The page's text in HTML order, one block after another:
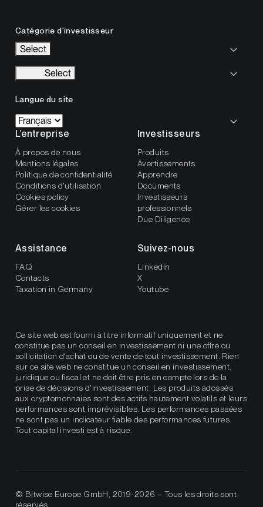
Catégorie d'investisseur
Select
Select
Langue du site
L’entreprise
À propos de nous
Mentions légales
Politique de confidentialité
Conditions d'utilisation
Cookies policy
Gérer les cookies
Investisseurs
Produits
Avertissements
Apprendre
Documents
Investisseurs
professionnels
Due Diligence
Assistance
FAQ
Contacts
Taxation in Germany
Suivez-nous
LinkedIn
X
Youtube
Ce site web est fourni à titre informatif uniquement et ne
constitue pas un conseil en investissement ni une offre ou
sollicitation d'achat ou de vente de tout investissement. Rien
sur ce site web ne constitue un conseil en investissement,
juridique ou fiscal et ne doit être pris en compte lors de la
prise de décisions d'investissement. Les produits adossés
aux cryptomonnaies sont des actifs hautement volatils et leurs
performances sont imprévisibles. Les performances passées
ne sont pas un indicateur fiable des performances futures.
Tout capital investi est à risque.
© Bitwise Europe GmbH, 2019-2026 – Tous les droits sont
réservés